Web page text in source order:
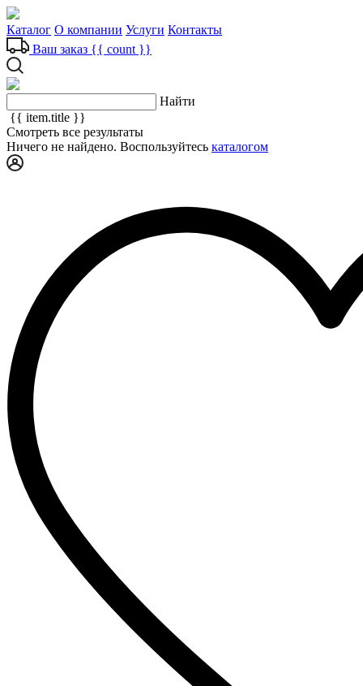
Каталог О компании Услуги Контакты
Ваш заказ {{ count }}
Найти
{{ item.title }}
Смотреть все результаты
Ничего не найдено. Воспользуйтесь каталогом